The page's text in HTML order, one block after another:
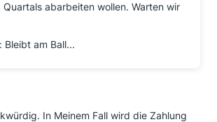
Quartals abarbeiten wollen. Warten wir
Bleibt am Ball...
In Meinem Fall wird die Zahlung